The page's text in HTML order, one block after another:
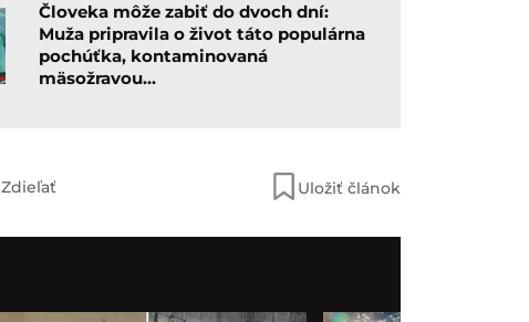
Človeka môže zabiť do dvoch dní:
Muža pripravila o život táto populárna
pochúťka, kontaminovaná
mäsožravou…
Zdieľať Uložiť článok